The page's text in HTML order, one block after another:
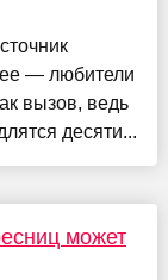
— любители
вызов, ведь
десяти...
может